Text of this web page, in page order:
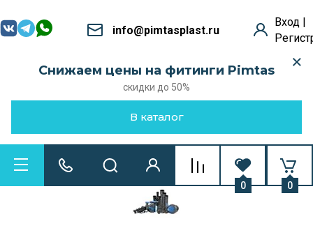
info@pimtasplast.ru
Вход |
Снижаем цены на фитинги Pimtas
скидки до 50%
В каталог
0 0